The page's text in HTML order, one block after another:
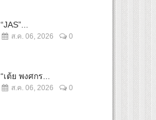
“JAS”...
ส.ค. 06, 2026 0
“เต้ย พงศกร...
ส.ค. 06, 2026 0